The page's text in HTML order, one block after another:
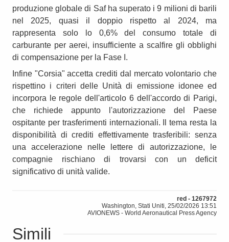
produzione globale di Saf ha superato i 9 milioni di barili
nel 2025, quasi il doppio rispetto al 2024, ma
rappresenta solo lo 0,6% del consumo totale di
carburante per aerei, insufficiente a scalfire gli obblighi
di compensazione per la Fase I.
Infine "Corsia" accetta crediti dal mercato volontario che
rispettino i criteri delle Unità di emissione idonee ed
incorpora le regole dell'articolo 6 dell'accordo di Parigi,
che richiede appunto l'autorizzazione del Paese
ospitante per trasferimenti internazionali. Il tema resta la
disponibilità di crediti effettivamente trasferibili: senza
una accelerazione nelle lettere di autorizzazione, le
compagnie rischiano di trovarsi con un deficit
significativo di unità valide.
red - 1267972
Washington, Stati Uniti, 25/02/2026 13:51
AVIONEWS - World Aeronautical Press Agency
Simili